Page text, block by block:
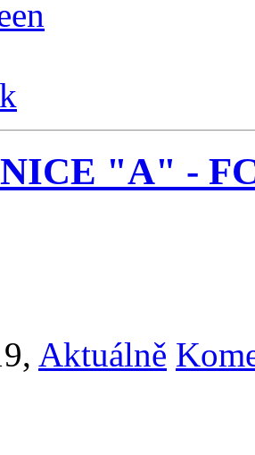
"A" -
, Aktuálně